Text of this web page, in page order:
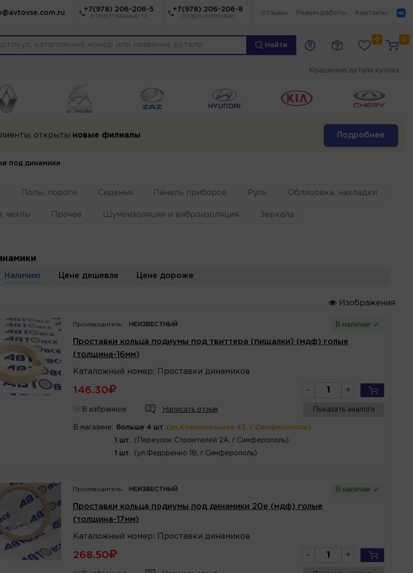
+7(978) 206-206-5
ОТЕЧЕСТВЕННЫЕ ТС
+7(978) 206-206-8
ОТДЕЛ ИНОМАРКИ
Отзывы Режим работы Контакты
Найти
0 0
Крашеные детали кузова
открыты новые филиалы Подробнее
под динамики
Полы, пороги Сиденья Панель приборов Руль Облицовка, накладки
чехлы Прочее Шумоизоляция и виброизоляция Зеркала
Наличию Цене дешевле Цене дороже
Изображения
Производитель: НЕИЗВЕСТНЫЙ В наличии
Проставки кольца подиумы под твиттера (пищалки) (мдф) голые
(толщина-16мм)
Каталожный номер : Проставки динамиков
146.30 - +
В избранное Написать отзыв Показать аналоги
В магазине: больше 4 шт (ул.Коммунальная 43, г.Симферополь)
1 шт. (Переулок Строителей 2А, г.Симферополь)
1 шт. (ул.Федоренко 1В, г.Симферополь)
Производитель: НЕИЗВЕСТНЫЙ В наличии
Проставки кольца подиумы под динамики 20е (мдф) голые
(толщина-17мм)
Каталожный номер : Проставки динамиков
268.50 - +